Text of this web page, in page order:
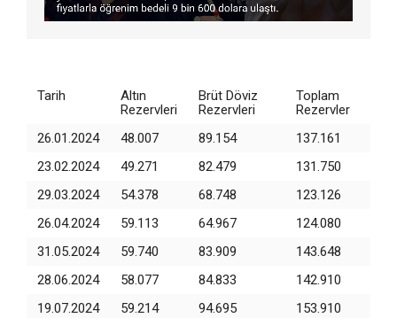
Tarih
Altın
Rezervleri
Brüt Döviz
Rezervleri
Toplam
Rezervler
26.01.2024
48.007 89.154
137.161
23.02.2024
49.271 82.479
131.750
29.03.2024
54.378 68.748
123.126
26.04.2024
59.113 64.967
124.080
31.05.2024
59.740 83.909
143.648
28.06.2024
58.077 84.833
142.910
19.07.2024
59.214 94.695
153.910